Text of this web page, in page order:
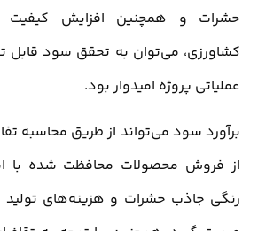
حشرات و همچنین افزایش کیفیت
کشاورزی، می‌توان به تحقق سود
عملیاتی پروژه امیدوار بود.
برآورد سود می‌تواند از طریق محاسبه
از فروش محصولات محافظت شده با
رنگی جاذب حشرات و هزینه‌های